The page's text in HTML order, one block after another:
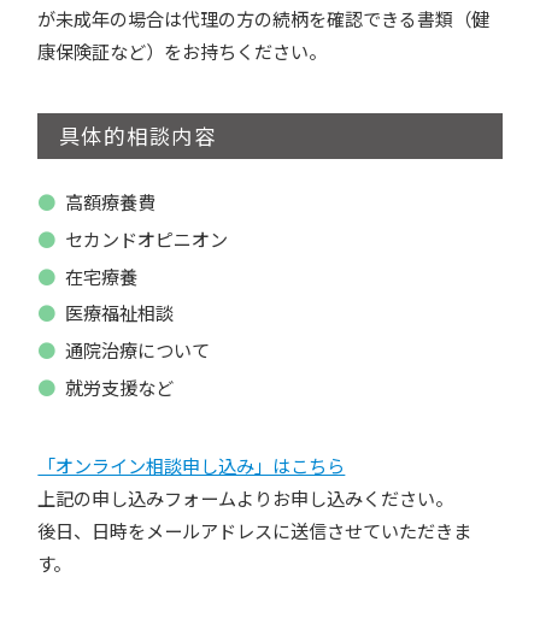
が未成年の場合は代理の方の続柄を確認できる書類（健
康保険証など）をお持ちください。
具体的相談内容
高額療養費
セカンドオピニオン
在宅療養
医療福祉相談
通院治療について
就労支援など
「オンライン相談申し込み」はこちら
上記の申し込みフォームよりお申し込みください。
後日、日時をメールアドレスに送信させていただきま
す。